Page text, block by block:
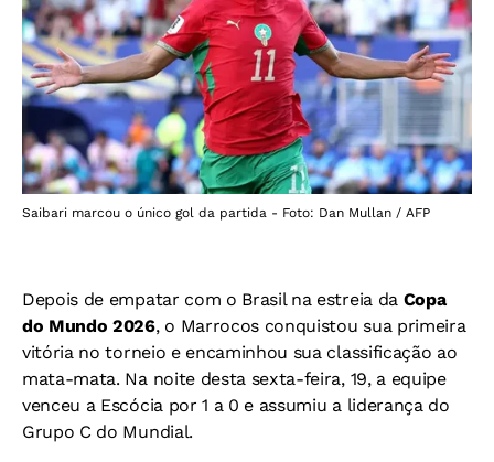
Saibari marcou o único gol da partida - Foto: Dan Mullan / AFP
Depois de empatar com o Brasil na estreia da Copa
do Mundo 2026, o Marrocos conquistou sua primeira
vitória no torneio e encaminhou sua classificação ao
mata-mata. Na noite desta sexta-feira, 19, a equipe
venceu a Escócia por 1 a 0 e assumiu a liderança do
Grupo C do Mundial.